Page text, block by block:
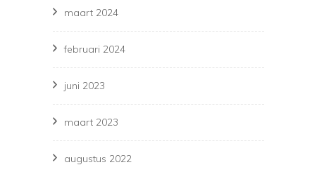
maart 2024
februari 2024
juni 2023
maart 2023
augustus 2022